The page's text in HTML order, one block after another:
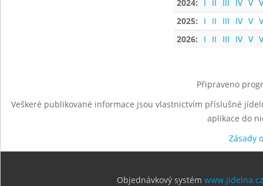
2024: IV V
2025:
I II III IV V
2026:
I II III IV V
Připraveno
Veškeré publikované informace jsou vlastnictvím příslušné
aplikace do
Zásady
Objednávkový systém www.jidelna.cz